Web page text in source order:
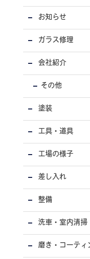
お知らせ
ガラス修理
会社紹介
その他
塗装
工具・道具
工場の様子
差し入れ
整備
洗車・室内清掃
磨き・コーティ